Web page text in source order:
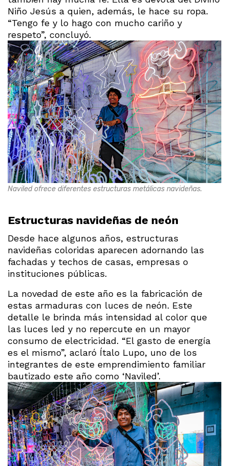
Niño Jesús a quien, además, le hace su ropa.
“Tengo fe y lo hago con mucho cariño y
respeto”, concluyó.
Naviled ofrece diferentes estructuras metálicas navideñas.
Estructuras navideñas de neón
Desde hace algunos años, estructuras
navideñas coloridas aparecen adornando las
fachadas y techos de casas, empresas o
instituciones públicas.
La novedad de este año es la fabricación de
estas armaduras con luces de neón. Este
detalle le brinda más intensidad al color que
las luces led y no repercute en un mayor
consumo de electricidad. “El gasto de energía
es el mismo”, aclaró Ítalo Lupo, uno de los
integrantes de este emprendimiento familiar
bautizado este año como ‘Naviled’.